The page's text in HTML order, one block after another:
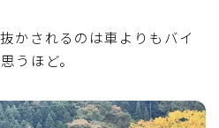
かされるのは車よりもバイ
うほど。